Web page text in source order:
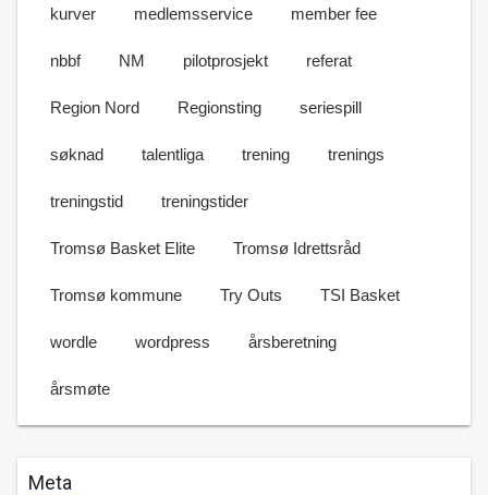
kurver medlemsservice member fee
nbbf NM pilotprosjekt referat
Region Nord Regionsting seriespill
søknad talentliga trening trenings
treningstid treningstider
Tromsø Basket Elite Tromsø Idrettsråd
Tromsø kommune Try Outs TSI Basket
wordle wordpress årsberetning
årsmøte
Meta